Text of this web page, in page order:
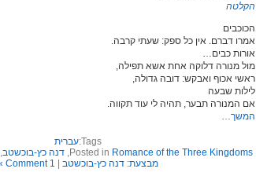
הקלטה
הכוכבים
אמרו דברם. אין כל ספק: שעתי קרבה.
אורות כבים…
מול מנורה דלוקה אחת אשא תפילה,
ראשי אכוף ואבקש: דובה גדולה,
לילות שבעה
אם המנורה תבער, תהיה לי עוד תקווה.
המשך…
Tags: עברית
Posted in Romance of the Three Kingdoms
, דנה כץ-בוכשטב,
מבצעת: דנה כץ-בוכשטב
1 Comment »